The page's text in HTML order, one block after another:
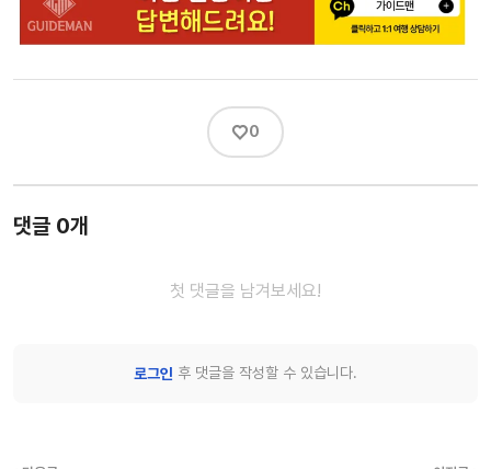
♡0
댓글 0개
첫 댓글을 남겨보세요!
로그인 후 댓글을 작성할 수 있습니다.